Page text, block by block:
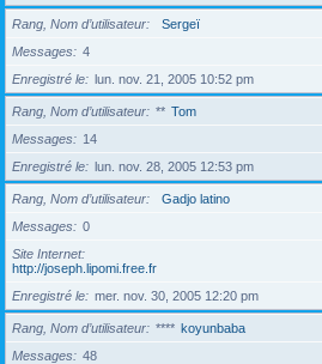
Rang, Nom d’utilisateur
Sergeï
Messages
4
Enregistré le
lun. nov. 21, 2005 10:52 pm
Rang, Nom d’utilisateur ** Tom
Messages
14
Enregistré le
lun. nov. 28, 2005 12:53 pm
Rang, Nom d’utilisateur
Gadjo latino
Messages
0
Site Internet
http://joseph.lipomi.free.fr
Enregistré le
mer. nov. 30, 2005 12:20 pm
Rang, Nom d’utilisateur **** koyunbaba
Messages
48